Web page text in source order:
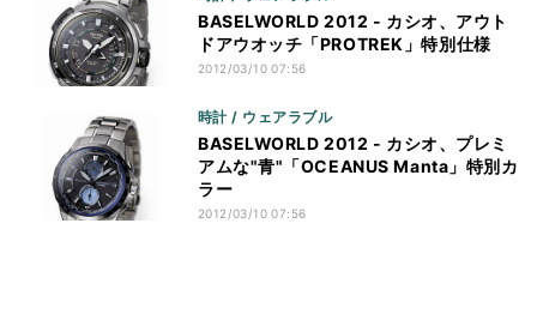
BASELWORLD 2012 - カシオ、アウト
ドアウオッチ「PROTREK」特別仕様
2012/03/10 07:56
時計 / ウェアラブル
BASELWORLD 2012 - カシオ、プレミ
アムな"青"「OCEANUS Manta」特別カ
ラー
2012/03/10 07:56